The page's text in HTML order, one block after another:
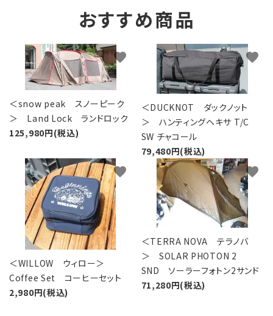
おすすめ商品
＜snow peak スノーピーク
＞ Land Lock ランドロック
125,980円(税込)
favorite
＜DUCKNOT ダックノット
＞ ハンティングヘキサ T/C
SW チャコール
79,480円(税込)
favorite
＜WILLOW ウィロー＞
Coffee Set コーヒーセット
2,980円(税込)
favorite
＜TERRA NOVA テラノバ
＞ SOLAR PHOTON 2
SND ソーラーフォトン2サンド
71,280円(税込)
favorite